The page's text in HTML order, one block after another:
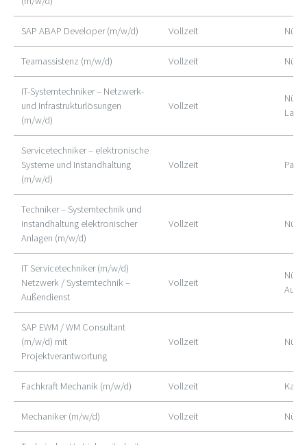
SAP ABAP Developer (m/w/d) Vollzeit
Teamassistenz (m/w/d) Vollzeit
IT-Systemtechniker – Netzwerk-
und Infrastrukturlösungen
(m/w/d)
Vollzeit
Servicetechniker – elektronische
Systeme und Instandhaltung
(m/w/d)
Vollzeit
Techniker – Systemtechnik und
Instandhaltung elektronischer
Anlagen (m/w/d)
Vollzeit
IT Servicetechniker (m/w/d)
Netzwerk / Systemtechnik –
Außendienst
Vollzeit
SAP EWM / WM Consultant
(m/w/d) mit
Projektverantwortung
Vollzeit
Fachkraft Mechanik (m/w/d) Vollzeit
Mechaniker (m/w/d) Vollzeit